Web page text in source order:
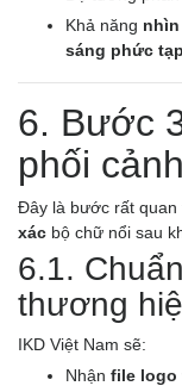
Khả năng
sáng phức tạp
6. Bước
phối
Đây là bước rất quan
xác bộ chữ nổi sau
6.1.
thương
IKD Việt Nam sẽ:
Nhận file logo